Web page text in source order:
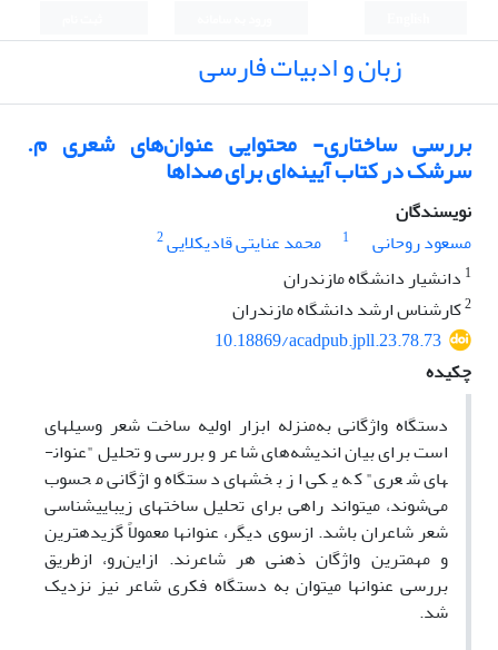
زبان و ادبیات فارسی
بررسی ساختاری- محتوایی عنوان‌های شعری م.
سرشک در کتاب آیینه‌ای برای صداها
نویسندگان
مسعود روحانی
1 محمد عنایتی قادیکلایی2
1 دانشیار دانشگاه مازندران
2کارشناس ارشد دانشگاه مازندران
10.18869/acadpub.jpll.23.78.73
چکیده
دستگاه واژگانی به‌منزله ابزار اولیه ساخت شعر وسیله­ای
است برای بیان اندیشه‌های شاعر و بررسی و تحلیل "عنوان­
های شعری" که یکی از بخش­های دستگاه واژگانی محسوب
می‌شوند، می­تواند راهی برای تحلیل ساخت­های زیبایی­شناسی
شعر شاعران باشد. ازسوی دیگر، عنوان­ها معمولاً گزیده­ترین
و مهم­ترین واژگان ذهنی هر شاعرند. ازاین‌رو، ازطریق
بررسی عنوان­ها می­توان به دستگاه فکری شاعر نیز نزدیک
شد.